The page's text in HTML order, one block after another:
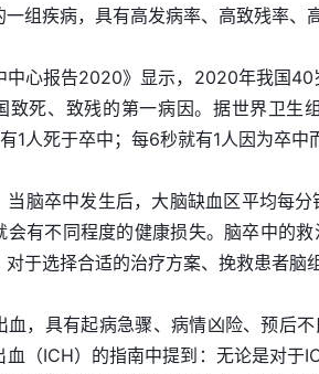
组疾病，具有高发病率、高致残率、
中心报告2020》显示，2020年我国
致死、致残的第一病因。据世界卫生
1人死于卒中；每6秒就有1人因为卒中
当脑卒中发生后，大脑缺血区平均每
会有不同程度的健康损失。脑卒中的
于选择合适的治疗方案、挽救患者脑
血，具有起病急骤、病情凶险、预后
血（ICH）的指南中提到：无论是对于